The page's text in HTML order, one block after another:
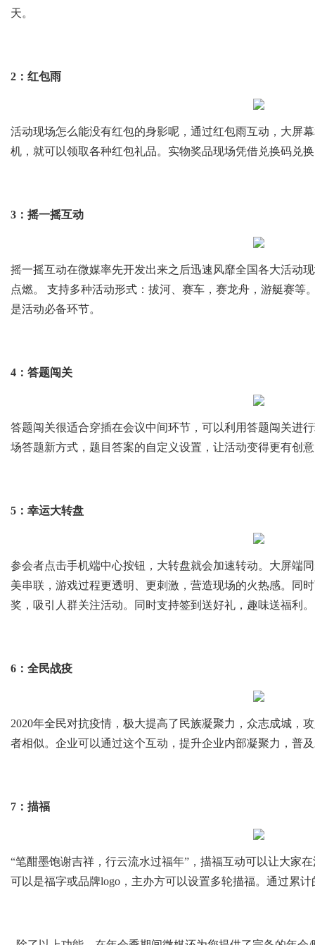
天。
2：红包雨
活动现场怎么能没有红包的身影呢，通过红包雨互动，大屏
机，就可以领取各种红包礼品。实物奖品现场凭借兑换码兑
3：摇一摇互动
摇一摇互动在微媒率先开发出来之后迅速风靡全国各大活动
点燃。 支持多种活动形式：拔河、赛车，赛龙舟，游艇赛
是活动必备环节。
4：答题闯关
答题闯关很适合穿插在会议中间环节，可以利用答题闯关进
场答题新方式，题目答案的自定义设置，让活动变得更有创
5：幸运大转盘
参会者点击手机端中心按钮，大转盘就会加速转动。大屏端
美串联，游戏过程更透明、更刺激，营造现场的火热感。同
奖，吸引人群关注活动。同时支持签到送好礼，趣味送福利。
6：全民战疫
2020年全民对抗疫情，极大提高了民族凝聚力，众志成城，
者相似。企业可以通过这个互动，提升企业内部凝聚力，普
7：描福
“笔酣墨饱谢吉祥，行云流水过福年”，描福互动可以让大家
可以是福字或品牌logo，主办方可以设置多轮描福。通过累